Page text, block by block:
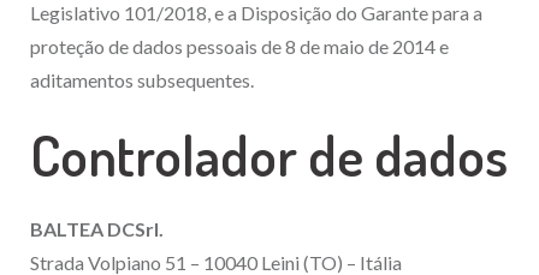
Legislativo 101/2018, e a Disposição do Garante para a
proteção de dados pessoais de 8 de maio de 2014 e
aditamentos subsequentes.
Controlador de dados
BALTEA DCSrl.
Strada Volpiano 51 – 10040 Leini (TO) – Itália